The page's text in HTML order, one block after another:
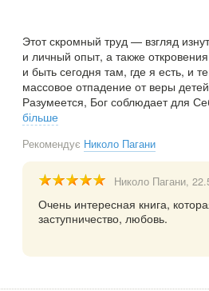
Этот скромный труд — взгляд
и личный опыт, а также
и быть сегодня там, где я есть, и
массовое отпадение от веры
Разумеется, Бог соблюдает для
більше
Рекомендує Николо Пагани
Николо Пагани,
Очень интересная книга,
заступничество, любовь.